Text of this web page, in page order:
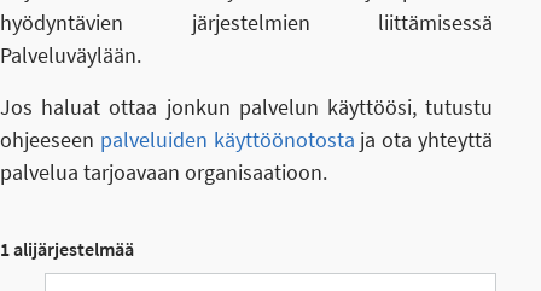
hyödyntävien järjestelmien liittämisessä
Palveluväylään.
Jos haluat ottaa jonkun palvelun käyttöösi, tutustu
ohjeeseen palveluiden käyttöönotosta ja ota yhteyttä
palvelua tarjoavaan organisaatioon.
1 alijärjestelmää